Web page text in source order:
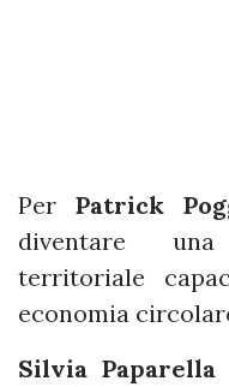
PerPatrick
diventare
territoriale
economia
Silvia Paparella